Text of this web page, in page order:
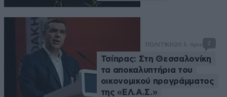
ΠΟΛΙΤΙΚΗ 20 λ. πριν 2
Τσίπρας: Στη Θεσσαλονίκη
τα αποκαλυπτήρια του
οικονομικού προγράμματος
της «ΕΛ.Α.Σ.»